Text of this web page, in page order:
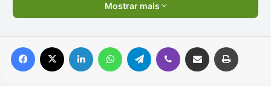
Mostrar mais
Facebook Linkedin WhatsAppTelegram Viber Compartilhar via e-mail